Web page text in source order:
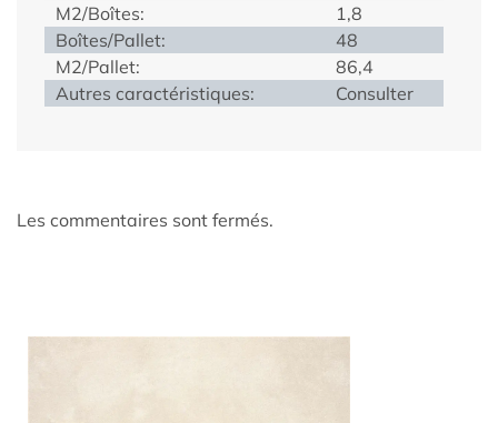
M2/Boîtes:
1,8
Boîtes/Pallet:
48
M2/Pallet:
86,4
Autres caractéristiques:
Consulter
Les commentaires sont fermés.